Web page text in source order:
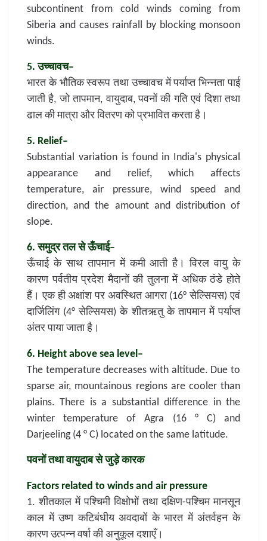
subcontinent from cold winds coming from
Siberia and causes rainfall by blocking monsoon
winds.
5. उच्चावच–
भारत के भौतिक स्वरूप तथा उच्चावच में पर्याप्त भिन्नता पाई
जाती है, जो तापमान, वायुदाब, पवनों की गति एवं दिशा तथा
ढाल की मात्रा और वितरण को प्रभावित करता है।
5. Relief–
Substantial variation is found in India's physical
appearance and relief, which affects
temperature, air pressure, wind speed and
direction, and the amount and distribution of
slope.
6. समुद्र तल से ऊँचाई–
ऊँचाई के साथ तापमान में कमी आती है। विरल वायु के
कारण पर्वतीय प्रदेश मैदानों की तुलना में अधिक ठंडे होते
हैं। एक ही अक्षांश पर अवस्थित आगरा (16° सेल्सियस) एवं
दार्जिलिंग (4° सेल्सियस) के शीतऋतु के तापमान में पर्याप्त
अंतर पाया जाता है।
6. Height above sea level–
The temperature decreases with altitude. Due to
sparse air, mountainous regions are cooler than
plains. There is a substantial difference in the
winter temperature of Agra (16 ° C) and
Darjeeling (4 ° C) located on the same latitude.
पवनों तथा वायुदाब से जुड़े कारक
Factors related to winds and air pressure
1. शीतकाल में पश्चिमी विक्षोभों तथा दक्षिण-पश्चिम मानसून
काल में उष्ण कटिबंधीय अवदाबों के भारत में अंतर्वहन के
कारण उत्पन्न वर्षा की अनुकूल दशाएँ।